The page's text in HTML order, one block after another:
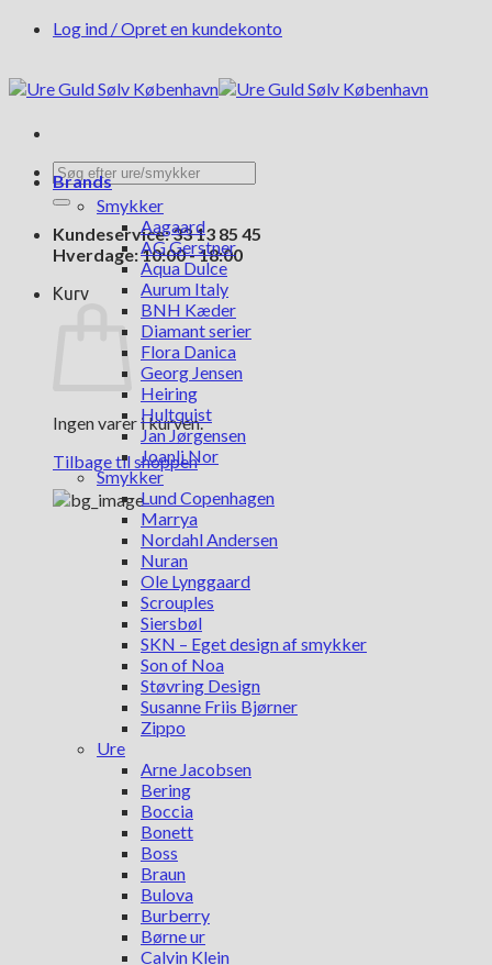
FortsætLog ind / Opret en kundekonto
Søg
efter:
Kundeservice: 33 13 85 45
Hverdage: 10:00 - 18:00
Kurv
Ingen varer i kurven.
Tilbage til shoppen
Brands
Smykker
Aagaard
AG Gerstner
Aqua Dulce
Aurum Italy
BNH Kæder
Diamant serier
Flora Danica
Georg Jensen
Heiring
Hultquist
Jan Jørgensen
Joanli Nor
Smykker
Lund Copenhagen
Marrya
Nordahl Andersen
Nuran
Ole Lynggaard
Scrouples
Siersbøl
SKN – Eget design af smykker
Son of Noa
Støvring Design
Susanne Friis Bjørner
Zippo
Ure
Arne Jacobsen
Bering
Boccia
Bonett
Boss
Braun
Bulova
Burberry
Børne ur
Calvin Klein